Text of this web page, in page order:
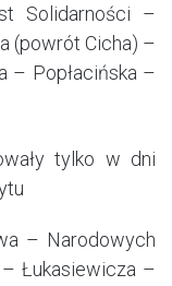
Solidarności –
(powrót Cicha) –
– Popłacińska –
tylko w dni
– Narodowych
Łukasiewicza –